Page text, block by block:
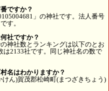
ですか？
」の神社です。法人番号
す。
社ですか？
神社数とランキングは以下のとお
は2133社です。同じ神社名の数で
名はわかりますか？
けん)賀茂郡松崎町(まつざきちょう)